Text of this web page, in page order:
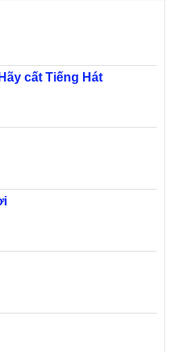
cất Tiếng Hát